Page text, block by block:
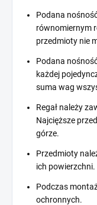
Podana
równomiernym
przedmioty nie
Podana
każdej
suma wag
Regał należy
Najcięższe
górze.
Przedmioty
ich powierzchni.
Podczas
ochronnych.